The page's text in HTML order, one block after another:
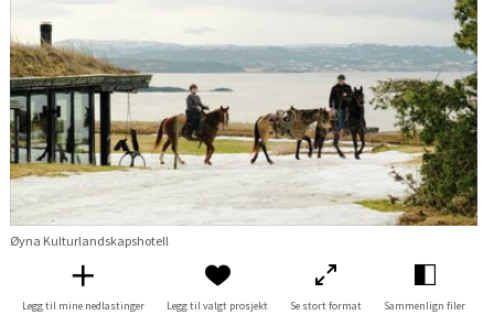
Øyna Kulturlandskapshotell
Legg til mine nedlastinger Legg til valgt prosjekt Se stort format Sammenlign filer